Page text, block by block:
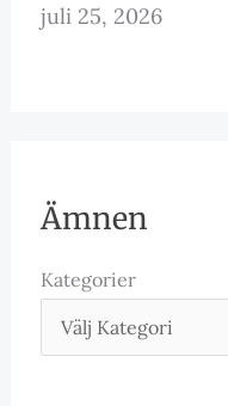
juli 25, 2026
Ämnen
Kategorier